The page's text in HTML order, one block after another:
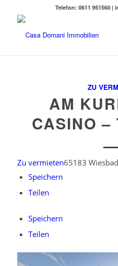
Telefon: 0611 951560 |
ZU
AM
CASINO –
Zu vermieten65183
Speichern
Teilen
Speichern
Teilen